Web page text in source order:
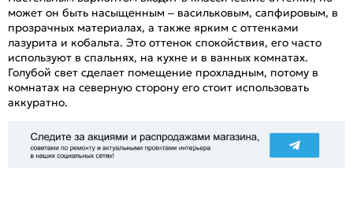
может он быть насыщенным – васильковым, сапфировым, в
прозрачных материалах, а также ярким с оттенками
лазурита и кобальта. Это оттенок спокойствия, его часто
используют в спальнях, на кухне и в ванных комнатах.
Голубой свет сделает помещение прохладным, потому в
комнатах на северную сторону его стоит использовать
аккуратно.